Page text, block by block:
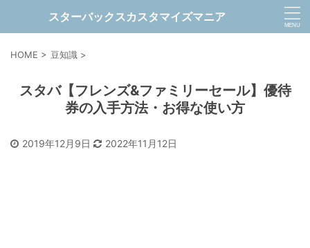
スターバックスカスタマイズマニア
HOME > 豆知識 >
スタバ【フレンズ&ファミリーセール】優待
券の入手方法・お得な使い方
2019年12月9日 2022年11月12日